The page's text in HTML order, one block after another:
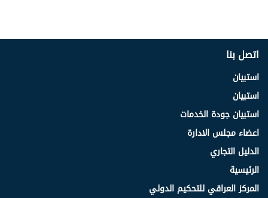
اتصل بنا
استبيان
استبيان
استبيان جودة الخدمات
اعضاء مجلس الادارة
الدليل التجاري
الرئيسية
المركز العراقي للتحكيم الدولي